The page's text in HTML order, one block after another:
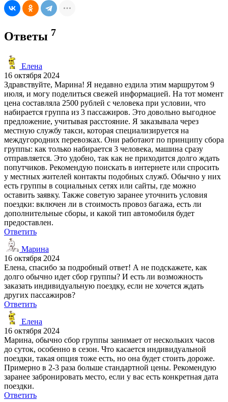
Ответы 7
Елена
16 октября 2024
Здравствуйте, Марина! Я недавно ездила этим маршрутом 9
июля, и могу поделиться свежей информацией. На тот момент
цена составляла 2500 рублей с человека при условии, что
набирается группа из 3 пассажиров. Это довольно выгодное
предложение, учитывая расстояние. Я заказывала через
местную службу такси, которая специализируется на
междугородних перевозках. Они работают по принципу сбора
группы: как только набирается 3 человека, машина сразу
отправляется. Это удобно, так как не приходится долго ждать
попутчиков. Рекомендую поискать в интернете или спросить
у местных жителей контакты подобных служб. Обычно у них
есть группы в социальных сетях или сайты, где можно
оставить заявку. Также советую заранее уточнить условия
поездки: включен ли в стоимость провоз багажа, есть ли
дополнительные сборы, и какой тип автомобиля будет
предоставлен.
Ответить
Марина
16 октября 2024
Елена, спасибо за подробный ответ! А не подскажете, как
долго обычно идет сбор группы? И есть ли возможность
заказать индивидуальную поездку, если не хочется ждать
других пассажиров?
Ответить
Елена
16 октября 2024
Марина, обычно сбор группы занимает от нескольких часов
до суток, особенно в сезон. Что касается индивидуальной
поездки, такая опция тоже есть, но она будет стоить дороже.
Примерно в 2-3 раза больше стандартной цены. Рекомендую
заранее забронировать место, если у вас есть конкретная дата
поездки.
Ответить